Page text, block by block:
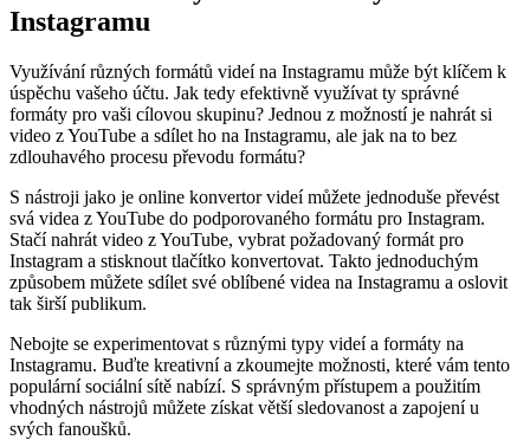
Instagramu
Využívání různých formátů videí na Instagramu může být klíčem k
úspěchu vašeho účtu. Jak tedy efektivně využívat ty správné
formáty pro vaši cílovou skupinu? Jednou z možností je nahrát si
video z YouTube a sdílet ho na Instagramu, ale jak na to bez
zdlouhavého procesu převodu formátu?
S nástroji jako je online konvertor videí můžete jednoduše převést
svá videa z YouTube do podporovaného formátu pro Instagram.
Stačí nahrát video z YouTube, vybrat požadovaný formát pro
Instagram a stisknout tlačítko konvertovat. Takto jednoduchým
způsobem můžete sdílet své oblíbené videa na Instagramu a oslovit
tak širší publikum.
Nebojte se experimentovat s různými typy videí a formáty na
Instagramu. Buďte kreativní a zkoumejte možnosti, které vám tento
populární sociální sítě nabízí. S správným přístupem a použitím
vhodných nástrojů můžete získat větší sledovanost a zapojení u
svých fanoušků.